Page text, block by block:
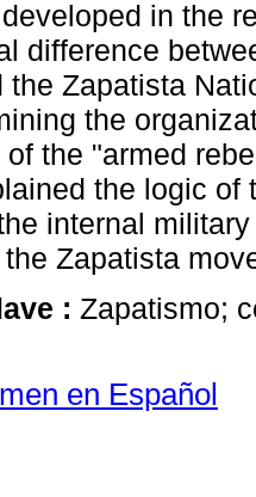
in the
difference
the Zapatista
the
the "armed
the logic
internal
Zapatista
: Zapatismo;
en Español